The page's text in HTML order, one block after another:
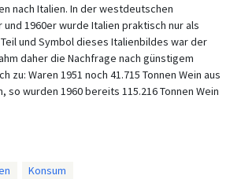
nach Italien. In der westdeutschen
1960er wurde Italien praktisch nur als
und Symbol dieses Italienbildes war der
daher die Nachfrage nach günstigem
zu: Waren 1951 noch 41.715 Tonnen Wein aus
wurden 1960 bereits 115.216 Tonnen Wein
Konsum